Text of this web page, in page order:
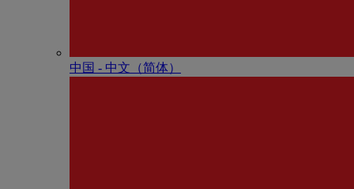
中国 - 中⽂（简体）